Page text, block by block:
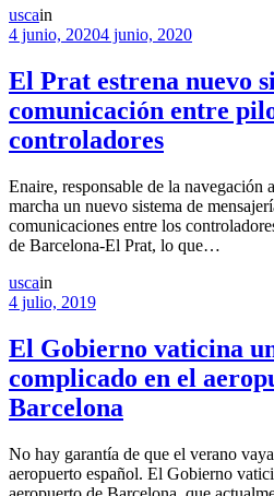
uscain
4 junio, 20204 junio, 2020
El Prat estrena nuevo
comunicación entre
controladores
Enaire, responsable de la navegación
marcha un nuevo sistema de
comunicaciones entre los
de Barcelona-El Prat, lo que…
uscain
4 julio, 2019
El Gobierno vaticina
complicado en el
Barcelona
No hay garantía de que el verano
aeropuerto español. El Gobierno